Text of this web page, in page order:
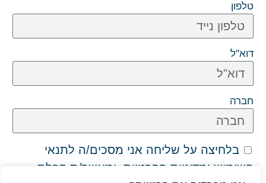
טלפון
דוא"ל
חברה
בלחיצה על שליחה אני מסכים/ה לתנאי
השימוש ומדיניות הפרטיות, ומאשר/ת קבלת